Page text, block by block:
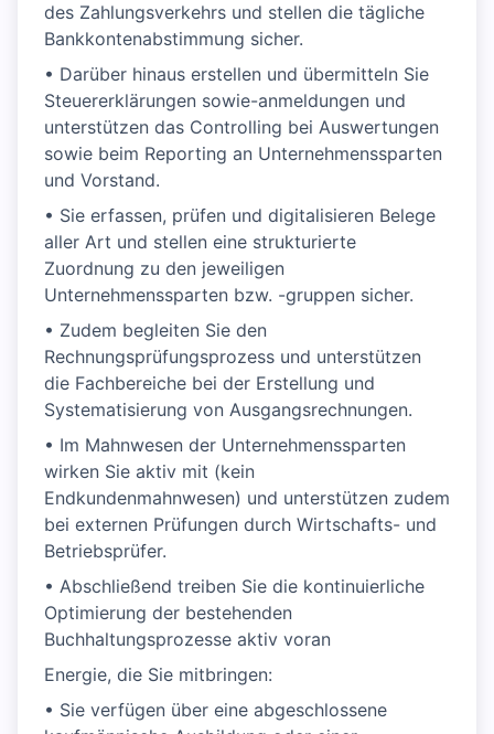
des Zahlungsverkehrs und stellen die tägliche
Bankkontenabstimmung sicher.
• Darüber hinaus erstellen und übermitteln Sie
Steuererklärungen sowie-anmeldungen und
unterstützen das Controlling bei Auswertungen
sowie beim Reporting an Unternehmenssparten
und Vorstand.
• Sie erfassen, prüfen und digitalisieren Belege
aller Art und stellen eine strukturierte
Zuordnung zu den jeweiligen
Unternehmenssparten bzw. -gruppen sicher.
• Zudem begleiten Sie den
Rechnungsprüfungsprozess und unterstützen
die Fachbereiche bei der Erstellung und
Systematisierung von Ausgangsrechnungen.
• Im Mahnwesen der Unternehmenssparten
wirken Sie aktiv mit (kein
Endkundenmahnwesen) und unterstützen zudem
bei externen Prüfungen durch Wirtschafts- und
Betriebsprüfer.
• Abschließend treiben Sie die kontinuierliche
Optimierung der bestehenden
Buchhaltungsprozesse aktiv voran
Energie, die Sie mitbringen:
• Sie verfügen über eine abgeschlossene